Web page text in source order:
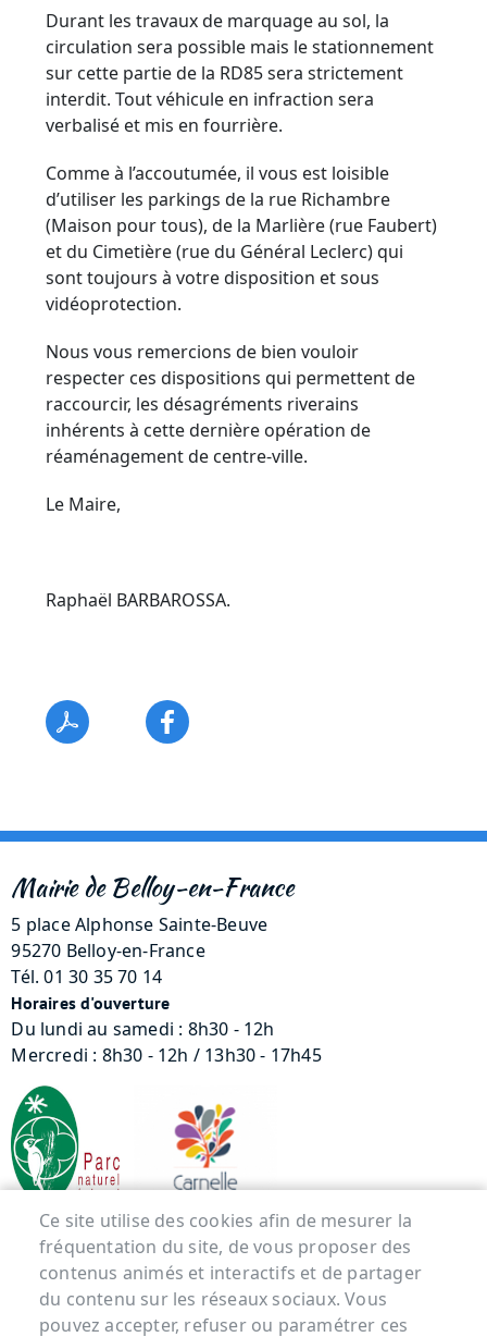
Durant les travaux de marquage au sol, la
circulation sera possible mais le stationnement
sur cette partie de la RD85 sera strictement
interdit. Tout véhicule en infraction sera
verbalisé et mis en fourrière.
Comme à l’accoutumée, il vous est loisible
d’utiliser les parkings de la rue Richambre
(Maison pour tous), de la Marlière (rue Faubert)
et du Cimetière (rue du Général Leclerc) qui
sont toujours à votre disposition et sous
vidéoprotection.
Nous vous remercions de bien vouloir
respecter ces dispositions qui permettent de
raccourcir, les désagréments riverains
inhérents à cette dernière opération de
réaménagement de centre-ville.
Le Maire,
Raphaël BARBAROSSA.
Mairie de Belloy-en-France
5 place Alphonse Sainte-Beuve
95270 Belloy-en-France
Tél. 01 30 35 70 14
Horaires d'ouverture
Du lundi au samedi : 8h30 - 12h
Mercredi : 8h30 - 12h / 13h30 - 17h45
Menu Pied de page
ACCUEIL
Ce site utilise des cookies afin de mesurer la
fréquentation du site, de vous proposer des
contenus animés et interactifs et de partager
du contenu sur les réseaux sociaux. Vous
pouvez accepter, refuser ou paramétrer ces